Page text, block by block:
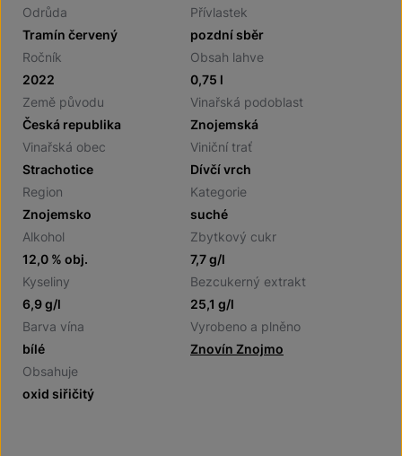
Odrůda
Tramín červený
Přívlastek
pozdní sběr
Ročník
2022
Obsah lahve
0,75 l
Země původu
Česká republika
Vinařská podoblast
Znojemská
Vinařská obec
Strachotice
Viniční trať
Dívčí vrch
Region
Znojemsko
Kategorie
suché
Alkohol
12,0 % obj.
Zbytkový cukr
7,7 g/l
Kyseliny
6,9 g/l
Bezcukerný extrakt
25,1 g/l
Barva vína
bílé
Vyrobeno a plněno
Znovín Znojmo
Obsahuje
oxid siřičitý